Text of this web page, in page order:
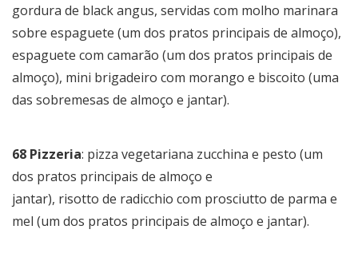
gordura de black angus, servidas com molho marinara
sobre espaguete (um dos pratos principais de almoço),
espaguete com camarão (um dos pratos principais de
almoço), mini brigadeiro com morango e biscoito (uma
das sobremesas de almoço e jantar).
68 Pizzeria: pizza vegetariana zucchina e pesto (um
dos pratos principais de almoço e
jantar), risotto de radicchio com prosciutto de parma e
mel (um dos pratos principais de almoço e jantar).